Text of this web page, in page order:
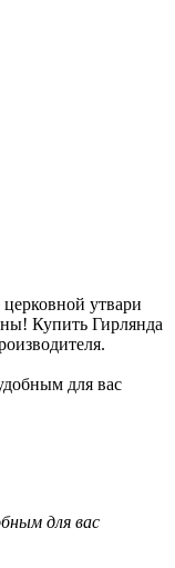
утвари
Купить Гирлянда
для вас
для вас